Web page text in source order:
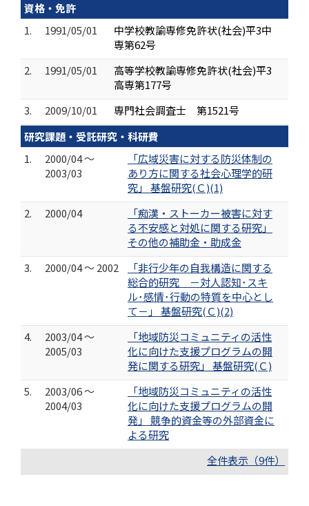
資格・免許
1.
1991/05/01
中学校教諭専修免許状(社会)平3中
専第62号
2.
1991/05/01
高等学校教諭専修免許状(社会)平3
高専第177号
3.
2009/10/01
専門社会調査士 第1521号
研究課題・受託研究・科研費
1.
2000/04 ～
2003/03
「広域災害に対する防災体制の
あり方に関する社会心理学的研
究」 基盤研究(Ｃ)(1)
2.
2000/04
「痴漢・ストーカー被害に対す
る不安感と対処に関する研究」
その他の補助金・助成金
3.
2000/04 ～ 2002
「非行少年の自我構造に関する
総合的研究 －対人認知･スキ
ル･感情･行動の特質を中心とし
て－」 基盤研究(Ｃ)(2)
4.
2003/04 ～
2005/03
「地域防災コミュニティの活性
化に向けた支援プログラムの開
発に関する研究」 基盤研究(Ｃ)
5.
2003/06 ～
2004/03
「地域防災コミュニティの活性
化に向けた支援プログラムの開
発」 競争的資金等の外部資金に
よる研究
全件表示（9件）